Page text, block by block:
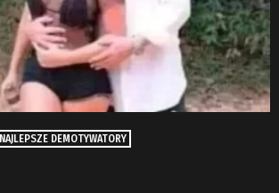
NAJLEPSZE DEMOTYWATORY